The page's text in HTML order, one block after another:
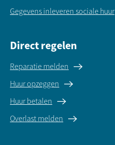
Gegevens inleveren sociale huur
Direct regelen
Reparatie melden
Huur opzeggen
Huur betalen
Overlast melden